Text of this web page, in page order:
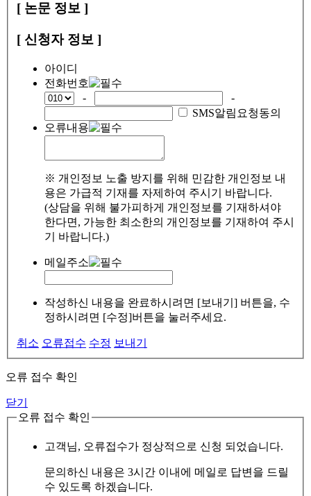
[ 논문 정보 ]
[ 신청자 정보 ]
아이디
전화번호
-
-
SMS알림요청동의
오류내용
※ 개인정보 노출 방지를 위해 민감한 개인정보 내
용은 가급적 기재를 자제하여 주시기 바랍니다.
(상담을 위해 불가피하게 개인정보를 기재하셔야
한다면, 가능한 최소한의 개인정보를 기재하여 주시
기 바랍니다.)
메일주소
작성하신 내용을 완료하시려면 [보내기] 버튼을, 수
정하시려면 [수정]버튼을 눌러주세요.
취소 오류접수 수정 보내기
오류 접수 확인
닫기
오류 접수 확인
고객님, 오류접수가 정상적으로 신청 되었습니다.
문의하신 내용은 3시간 이내에 메일로 답변을 드릴
수 있도록 하겠습니다.